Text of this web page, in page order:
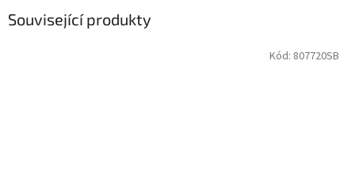
Související produkty
Kód: 807720SB